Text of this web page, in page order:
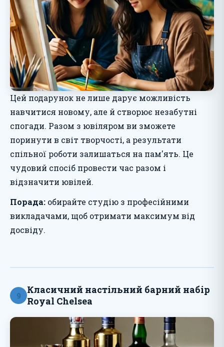
Цей подарунок не лише дарує можливість
навчитися новому, але й створює незабутні
спогади. Разом з ювіляром ви зможете
поринути в світ творчості, а результати
спільної роботи залишаться на пам'ять. Це
чудовий спосіб провести час разом і
відзначити ювілей.
Порада: обирайте студію з професійними
викладачами, щоб отримати максимум від
досвіду.
9
Класичний настільний барний набір
Royal Chelsea